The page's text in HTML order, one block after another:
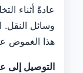
عادةً أثناء
وسائل النقل.
هذا الغموض
التوصيل إلى